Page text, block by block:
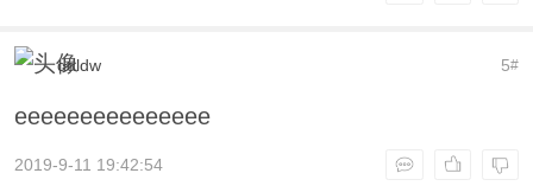
5#
ddldw
eeeeeeeeeeeeeee
2019-9-11 19:42:54